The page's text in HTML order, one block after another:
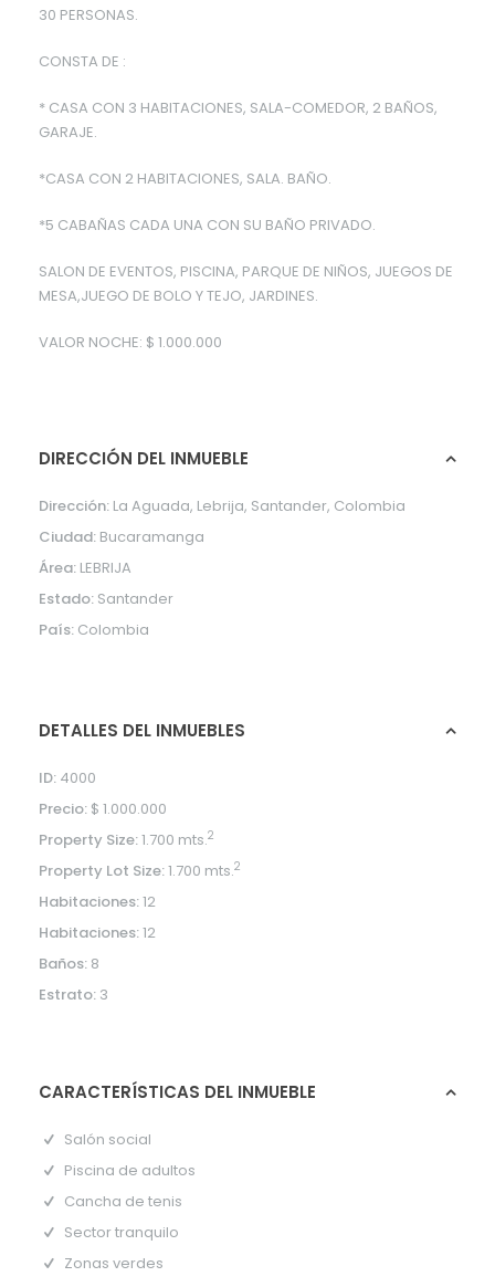
30 PERSONAS.
CONSTA DE :
* CASA CON 3 HABITACIONES, SALA-COMEDOR, 2 BAÑOS,
GARAJE.
*CASA CON 2 HABITACIONES, SALA. BAÑO.
*5 CABAÑAS CADA UNA CON SU BAÑO PRIVADO.
SALON DE EVENTOS, PISCINA, PARQUE DE NIÑOS, JUEGOS DE
MESA,JUEGO DE BOLO Y TEJO, JARDINES.
VALOR NOCHE: $ 1.000.000
DIRECCIÓN DEL INMUEBLE
Dirección: La Aguada, Lebrija, Santander, Colombia
Ciudad: Bucaramanga
Área: LEBRIJA
Estado: Santander
País: Colombia
DETALLES DEL INMUEBLES
ID: 4000
Precio: $ 1.000.000
Property Size:1.700 mts.2
Property Lot Size:1.700 mts.2
Habitaciones:12
Habitaciones:12
Baños: 8
Estrato: 3
CARACTERÍSTICAS DEL INMUEBLE
Salón social
Piscina de adultos
Cancha de tenis
Sector tranquilo
Zonas verdes